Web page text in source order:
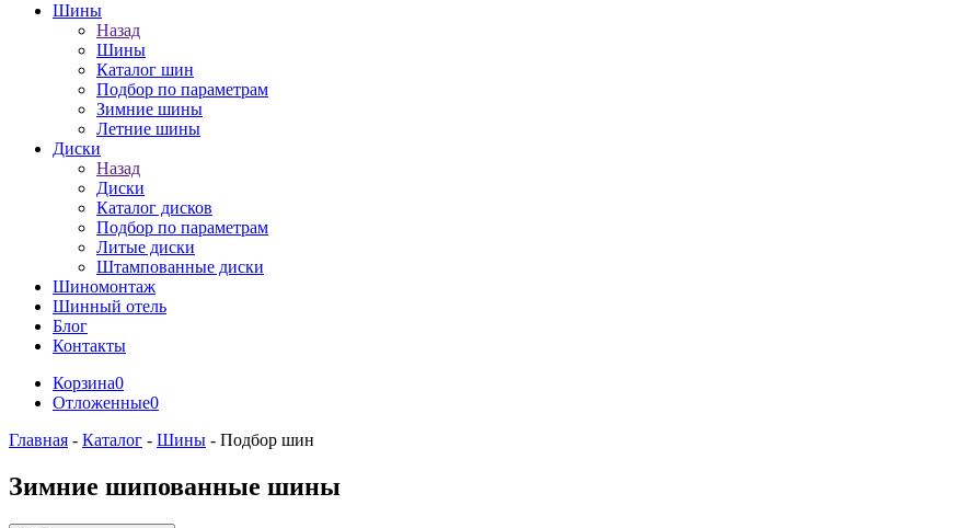
Шины
Назад
Шины
Каталог шин
Подбор по параметрам
Зимние шины
Летние шины
Диски
Назад
Диски
Каталог дисков
Подбор по параметрам
Литые диски
Штампованные диски
Шиномонтаж
Шинный отель
Блог
Контакты
Корзина0
Отложенные0
Главная - Каталог - Шины - Подбор шин
Зимние шипованные шины